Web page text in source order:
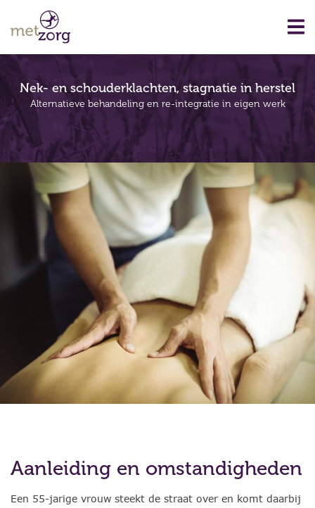
Nek- en schouderklachten, stagnatie in herstel
Alternatieve behandeling en re-integratie in eigen werk
Aanleiding en omstandigheden
Een 55-jarige vrouw steekt de straat over en komt daarbij